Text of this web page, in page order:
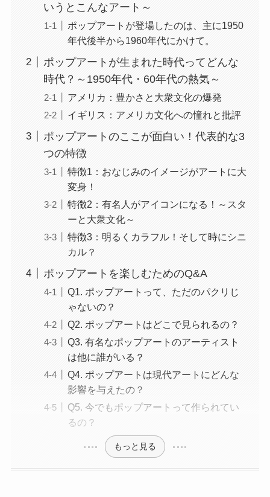
いうとこんなアート～
ポップアートが登場したのは、主に1950
年代後半から1960年代にかけて。
ポップアートが生まれた時代ってどんな
時代？～1950年代・60年代の熱気～
アメリカ：豊かさと大衆文化の爆発
イギリス：アメリカ文化への憧れと批評
ポップアートのここが面白い！代表的な3
つの特徴
特徴1：おなじみのイメージがアートに大
変身！
特徴2：有名人がアイコンになる！～スタ
ーと大衆文化～
特徴3：明るくカラフル！そして時にシニ
カル？
ポップアートを楽しむためのQ&A
Q1. ポップアートって、ただのパクリじ
ゃないの？
Q2. ポップアートはどこで見られるの？
Q3. 有名なポップアートのアーティスト
は他に誰がいる？
Q4. ポップアートは現代アートにどんな
影響を与えたの？
Q5. 今でもポップアートって作られてい
るの？
もっと見る